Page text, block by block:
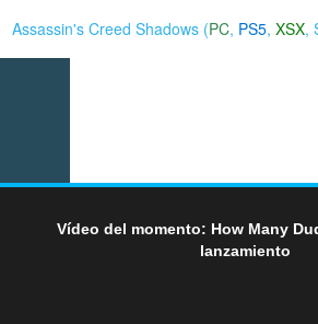
Assassin's Creed Shadows (PC, PS5,XSX,
Vídeo del momento: How Many
lanzamiento